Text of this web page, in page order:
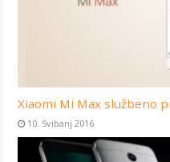
Xiaomi Mi Max službeno
10. Svibanj 2016